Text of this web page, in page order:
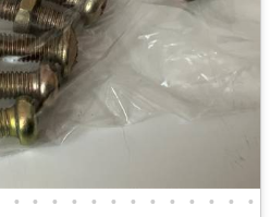
• • • • • • • • • • • • •